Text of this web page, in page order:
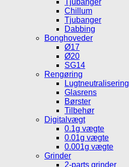
Chillum
Tjubanger
Dabbing
Bonghoveder
Ø17
Ø20
SG14
Rengøring
Lugtneutralisering
Glasrens
Børster
Tilbehør
Digitalvægt
0.1g vægte
0.01g vægte
0.001g vægte
Grinder
2-parts grinder